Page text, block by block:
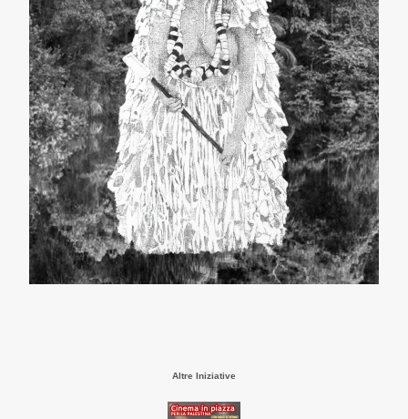
Altre Iniziative